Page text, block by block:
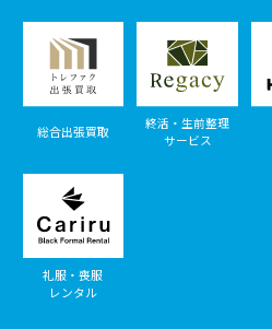
総合出張買取
終活・生前整理
サービス
礼服・喪服
レンタル